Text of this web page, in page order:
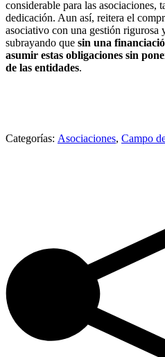
considerable para las asociaciones,
dedicación. Aun así, reitera el
asociativo con una gestión rigurosa
subrayando que sin una
asumir estas obligaciones sin
de las entidades.
Categorías: Asociaciones, Campo